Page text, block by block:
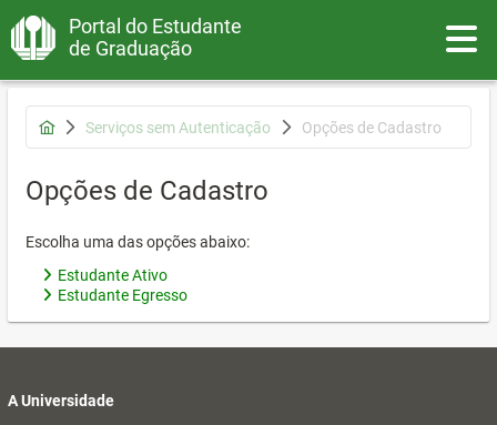
Portal do Estudante
de Graduação
Serviços sem Autenticação Opções de Cadastro
Opções de Cadastro
Escolha uma das opções abaixo:
Estudante Ativo
Estudante Egresso
A Universidade